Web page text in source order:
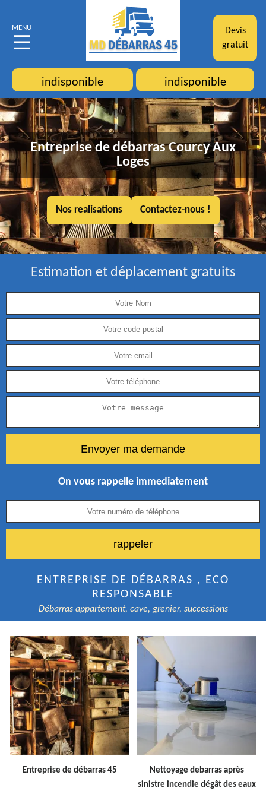
MENU
Devis
gratuit
indisponible indisponible
Entreprise de débarras Courcy Aux
Loges
Nos realisations Contactez-nous !
Estimation et déplacement gratuits
On vous rappelle immediatement
ENTREPRISE DE DÉBARRAS , ECO
RESPONSABLE
Débarras appartement, cave, grenier, successions
Entreprise de débarras 45
Nettoyage debarras après
sinistre incendie dégât des eaux